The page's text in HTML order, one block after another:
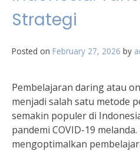
Strategi
Posted on February 27, 2026 by
Pembelajaran daring atau
menjadi salah satu metode
semakin populer di
pandemi COVID-19
mengoptimalkan